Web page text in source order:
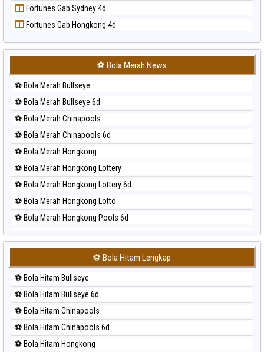
Prediksi Sydney
Prediksi Sydney Lottery
Prediksi Sydney Lottery 6d
Prediksi Sydney Pools 6d
Prediksi Taipei
Prediksi Taiwan
Fortunes Gab Sydney 4d
Fortunes Gab Hongkong 4d
⚽ Bola Merah News
⚽ Bola Merah Bullseye
⚽ Bola Merah Bullseye 6d
⚽ Bola Merah Chinapools
⚽ Bola Merah Chinapools 6d
⚽ Bola Merah Hongkong
⚽ Bola Merah Hongkong Lottery
⚽ Bola Merah Hongkong Lottery 6d
⚽ Bola Merah Hongkong Lotto
⚽ Bola Merah Hongkong Pools 6d
⚽ Bola Merah Japan
⚽ Bola Merah Japan 6d
⚽ Bola Merah Korea
⚽ Bola Merah Kuda Lari
⚽ Bola Merah Magnum Cambodia
⚽ Bola Merah Nagoya
⚽ Bola Merah North Carolina Day
⚽ Bola Merah Pcso
⚽ Bola Hitam Lengkap
⚽ Bola Hitam Bullseye
⚽ Bola Hitam Bullseye 6d
⚽ Bola Hitam Chinapools
⚽ Bola Hitam Chinapools 6d
⚽ Bola Hitam Hongkong